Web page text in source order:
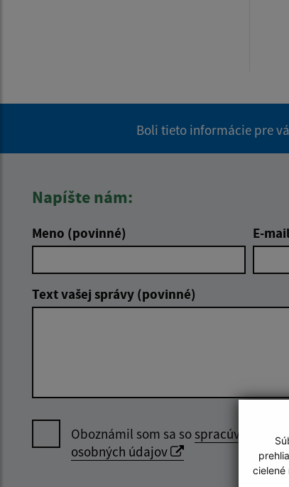
cielené
Boli tieto informácie pre
Napíšte nám:
Meno (povinné) E-
Text vašej správy (povinné)
Oboznámil som sa sospracúvaním
osobných údajov